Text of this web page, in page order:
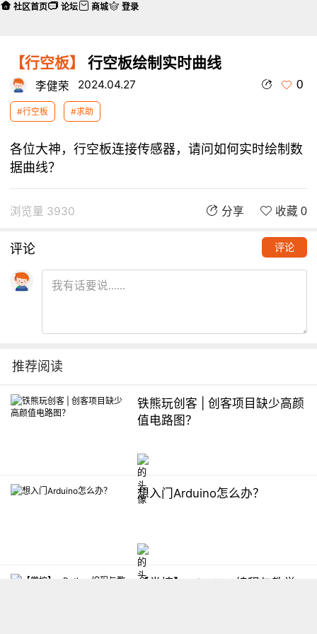
【行空板】 行空板绘制实时曲线
李健荣 2024.04.27 0
#行空板 #求助
各位大神，行空板连接传感器，请问如何实时绘制数
据曲线？
浏览量 3930 分享 收藏 0
评论 评论
推荐阅读
铁熊玩创客 | 创客项目缺少高颜
值电路图？
想入门Arduino怎么办？
【掌控】mPython编程与教学
社区首页 论坛 商城 登录